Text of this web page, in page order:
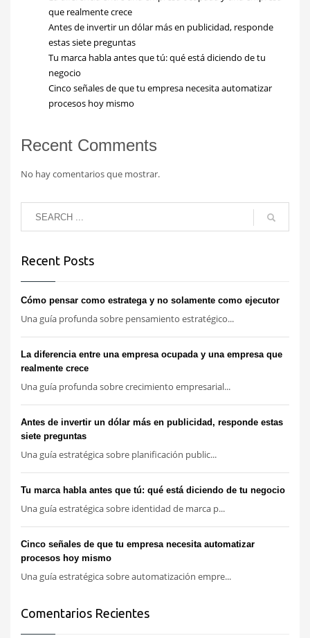
que realmente crece
Antes de invertir un dólar más en publicidad, responde
estas siete preguntas
Tu marca habla antes que tú: qué está diciendo de tu
negocio
Cinco señales de que tu empresa necesita automatizar
procesos hoy mismo
Recent Comments
No hay comentarios que mostrar.
Recent Posts
Cómo pensar como estratega y no solamente como ejecutor
Una guía profunda sobre pensamiento estratégico...
La diferencia entre una empresa ocupada y una empresa que
realmente crece
Una guía profunda sobre crecimiento empresarial...
Antes de invertir un dólar más en publicidad, responde estas
siete preguntas
Una guía estratégica sobre planificación public...
Tu marca habla antes que tú: qué está diciendo de tu negocio
Una guía estratégica sobre identidad de marca p...
Cinco señales de que tu empresa necesita automatizar
procesos hoy mismo
Una guía estratégica sobre automatización empre...
Comentarios Recientes